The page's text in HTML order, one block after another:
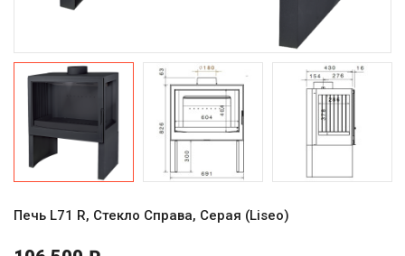
Печь L71 R, Стекло Справа, Серая (Liseo)